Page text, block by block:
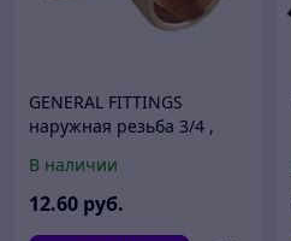
GENERAL FITTINGS
наружная резьба 3/4 ,
3/4)
В наличии
12.60 руб.